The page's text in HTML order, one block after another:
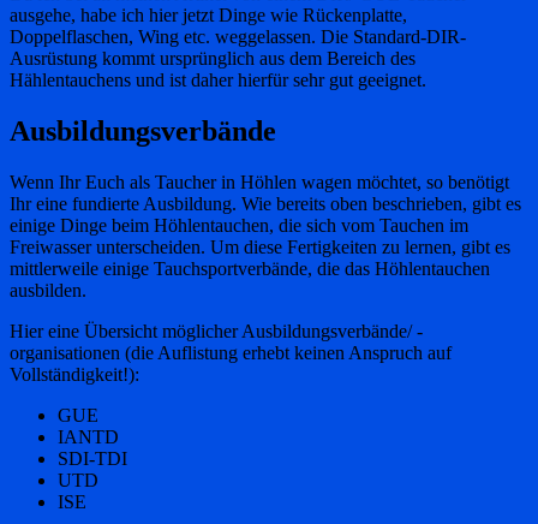
ausgehe, habe ich hier jetzt Dinge wie Rückenplatte,
Doppelflaschen, Wing etc. weggelassen. Die Standard-DIR-
Ausrüstung kommt ursprünglich aus dem Bereich des
Hählentauchens und ist daher hierfür sehr gut geeignet.
Ausbildungsverbände
Wenn Ihr Euch als Taucher in Höhlen wagen möchtet, so benötigt
Ihr eine fundierte Ausbildung. Wie bereits oben beschrieben, gibt es
einige Dinge beim Höhlentauchen, die sich vom Tauchen im
Freiwasser unterscheiden. Um diese Fertigkeiten zu lernen, gibt es
mittlerweile einige Tauchsportverbände, die das Höhlentauchen
ausbilden.
Hier eine Übersicht möglicher Ausbildungsverbände/ -
organisationen (die Auflistung erhebt keinen Anspruch auf
Vollständigkeit!):
GUE
IANTD
SDI-TDI
UTD
ISE